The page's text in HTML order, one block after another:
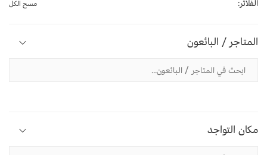
الفلاتر: مسح الكل
المتاجر / البائعون
مكان التواجد